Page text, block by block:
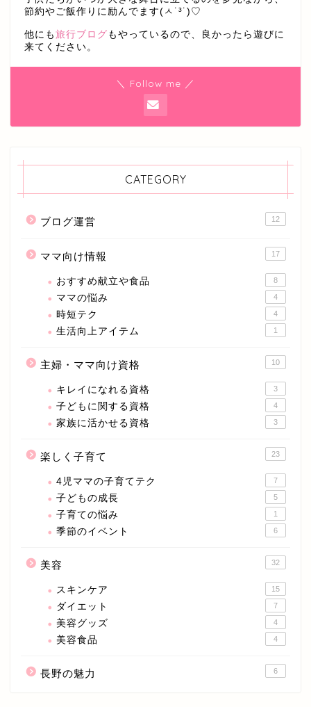
節約やご飯作りに励んでます(ㅅ˙³˙)♡
他にも 旅行ブログ もやっているので、良かったら遊びに
来てください。
＼ Follow me ／
CATEGORY
ブログ運営 12
ママ向け情報 17
おすすめ献立や食品 8
ママの悩み 4
時短テク 4
生活向上アイテム 1
主婦・ママ向け資格 10
キレイになれる資格 3
子どもに関する資格 4
家族に活かせる資格 3
楽しく子育て 23
4児ママの子育てテク 7
子どもの成長 5
子育ての悩み 1
季節のイベント 6
美容 32
スキンケア 15
ダイエット 7
美容グッズ 4
美容食品 4
長野の魅力 6